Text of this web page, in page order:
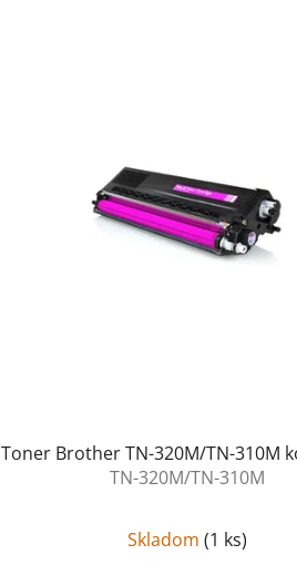
Toner Brother TN-320M/TN-310M
TN-320M/TN-310M
Skladom (1 ks)